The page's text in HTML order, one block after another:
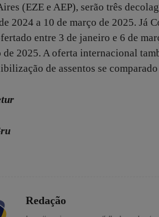
(EZE e AEP), serão três
2024 a 10 de março de 2025. Já
entre 3 de janeiro e 6 de
2025. A oferta internacional
de assentos se
Redação